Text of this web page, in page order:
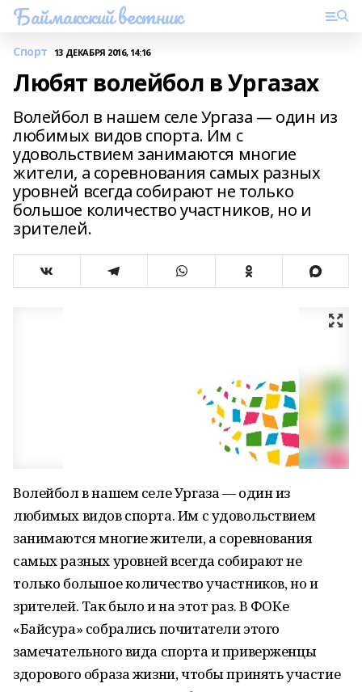
Баймакский вестник
Спорт 13 ДЕКАБРЯ 2016, 14:16
Любят волейбол в Ургазах
Волейбол в нашем селе Ургаза — один из
любимых видов спорта. Им с
удовольствием занимаются многие
жители, а соревнования самых разных
уровней всегда собирают не только
большое количество участников, но и
зрителей.
Волейбол в нашем селе Ургаза — один из
любимых видов спорта. Им с удовольствием
занимаются многие жители, а соревнования
самых разных уровней всегда собирают не
только большое количество участников, но и
зрителей. Так было и на этот раз. В ФОКе
«Байсура» собрались почитатели этого
замечательного вида спорта и приверженцы
здорового образа жизни, чтобы принять участие